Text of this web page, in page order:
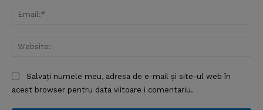
Salvați numele meu, adresa de e-mail și site-ul web în
acest browser pentru data viitoare i comentariu.